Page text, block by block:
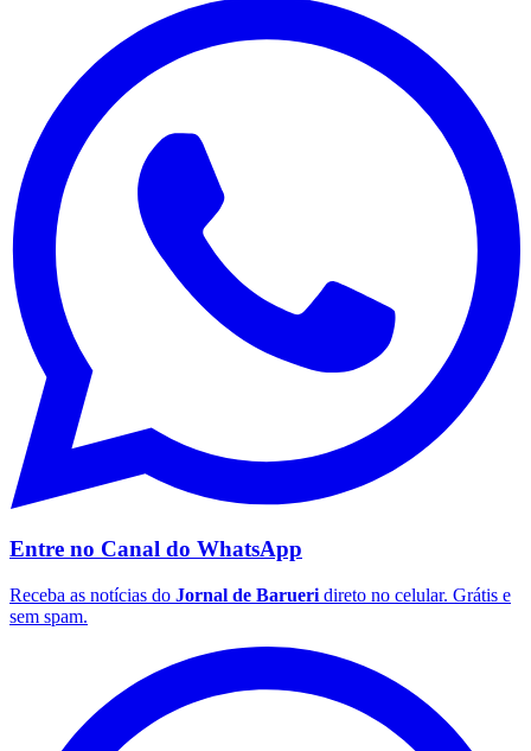
Fluminense
Entre no Canal do WhatsApp
Receba as notícias do Jornal de Barueri direto no celular. Grátis e
sem spam.